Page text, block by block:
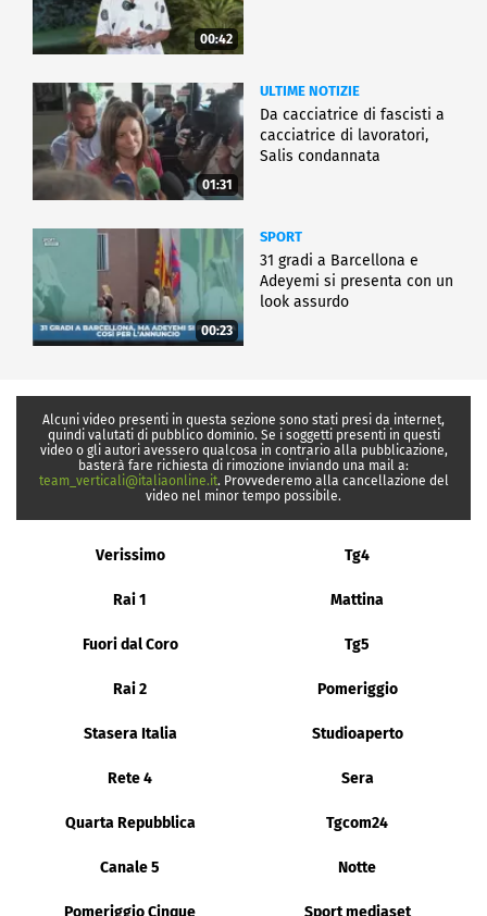
00:42
01:31
ULTIME NOTIZIE
Da cacciatrice di fascisti a
cacciatrice di lavoratori,
Salis condannata
00:23
SPORT
31 gradi a Barcellona e
Adeyemi si presenta con un
look assurdo
Alcuni video presenti in questa sezione sono stati presi da internet,
quindi valutati di pubblico dominio. Se i soggetti presenti in questi
video o gli autori avessero qualcosa in contrario alla pubblicazione,
basterà fare richiesta di rimozione inviando una mail a:
team_verticali@italiaonline.it. Provvederemo alla cancellazione del
video nel minor tempo possibile.
Verissimo Tg4
Rai 1 Mattina
Fuori dal Coro Tg5
Rai 2 Pomeriggio
Stasera Italia Studioaperto
Rete 4 Sera
Quarta Repubblica Tgcom24
Canale 5 Notte
Pomeriggio Cinque Sport mediaset